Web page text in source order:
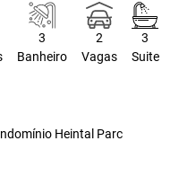
3
Banheiro
2
Vagas
3
Suite
Heintal Parc